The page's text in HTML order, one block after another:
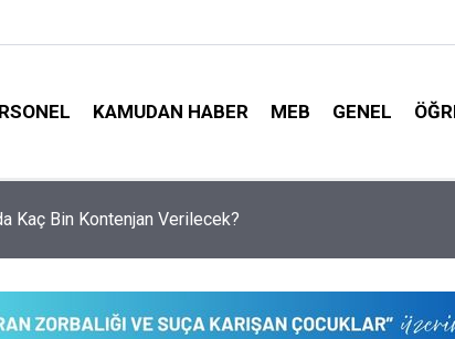
KAMUDAN HABER MEB GENEL
Özür Grubu Tercihleri Geçersiz Sayılacak